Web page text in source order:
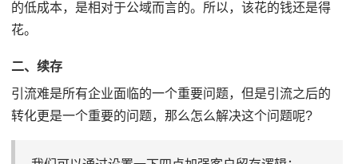
的低成本，是相对于公域而言的。所以，该花的钱还是得
花。
二、续存
引流难是所有企业面临的一个重要问题，但是引流之后的
转化更是一个重要的问题，那么怎么解决这个问题呢?